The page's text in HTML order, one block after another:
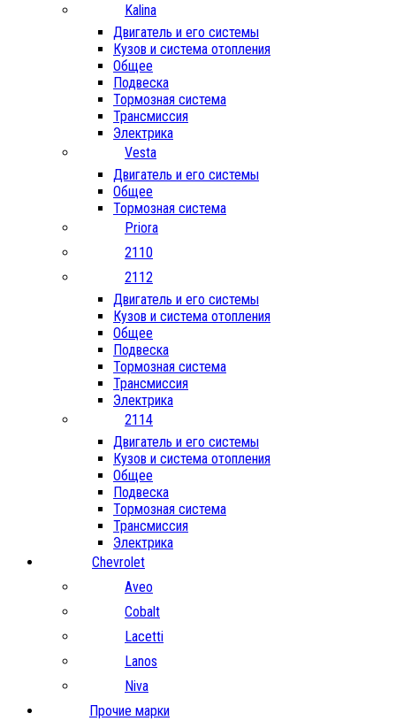
Kalina
Двигатель и его системы
Кузов и система отопления
Общее
Подвеска
Тормозная система
Трансмиссия
Электрика
Vesta
Двигатель и его системы
Общее
Тормозная система
Priora
2110
2112
Двигатель и его системы
Кузов и система отопления
Общее
Подвеска
Тормозная система
Трансмиссия
Электрика
2114
Двигатель и его системы
Кузов и система отопления
Общее
Подвеска
Тормозная система
Трансмиссия
Электрика
Chevrolet
Aveo
Cobalt
Lacetti
Lanos
Niva
Прочие марки